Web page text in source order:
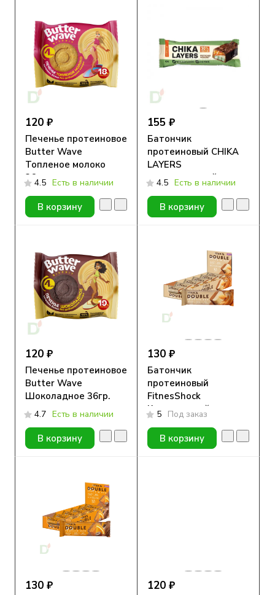
120 ₽
Печенье протеиновое
Butter Wave
Топленое молоко
36гр.
4.5 Есть в наличии
В корзину
155 ₽
Батончик
протеиновый CHIKA
LAYERS
глазированный
Фисташковый йогурт,
60гр.
4.5 Есть в наличии
В корзину
120 ₽
Печенье протеиновое
Butter Wave
Шоколадное 36гр.
4.7 Есть в наличии
В корзину
130 ₽
Батончик
протеиновый
FitnesShock
Карамельный мусс с
миндалем 40гр.
5 Под заказ
В корзину
130 ₽ 120 ₽